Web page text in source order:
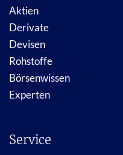
Aktien
Derivate
Devisen
Rohstoffe
Börsenwissen
Experten
Service